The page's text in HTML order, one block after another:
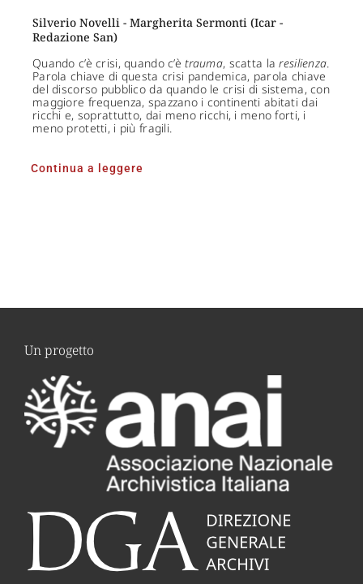
Silverio Novelli - Margherita Sermonti (Icar -
Redazione San)
Quando c’è crisi, quando c’ètrauma, scatta laresilienza.
Parola chiave di questa crisi pandemica, parola chiave
del discorso pubblico da quando le crisi di sistema, con
maggiore frequenza, spazzano i continenti abitati dai
ricchi e, soprattutto, dai meno ricchi, i meno forti, i
meno protetti, i più fragili.
Continua a leggere
Un progetto